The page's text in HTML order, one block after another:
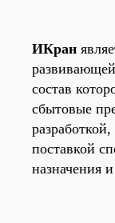
ИКран
состав
сбытовые
поставкой
назначения